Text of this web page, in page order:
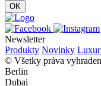
OK
Newsletter
Produkty Novinky
© Všetky práva
Berlin
Dubai